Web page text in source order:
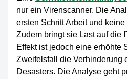
nur ein Virenscanner. Die
ersten Schritt Arbeit und
Zudem bringt sie Last auf die
Effekt ist jedoch eine erhöhte
Zweifelsfall die Verhinderung
Desasters. Die Analyse geht